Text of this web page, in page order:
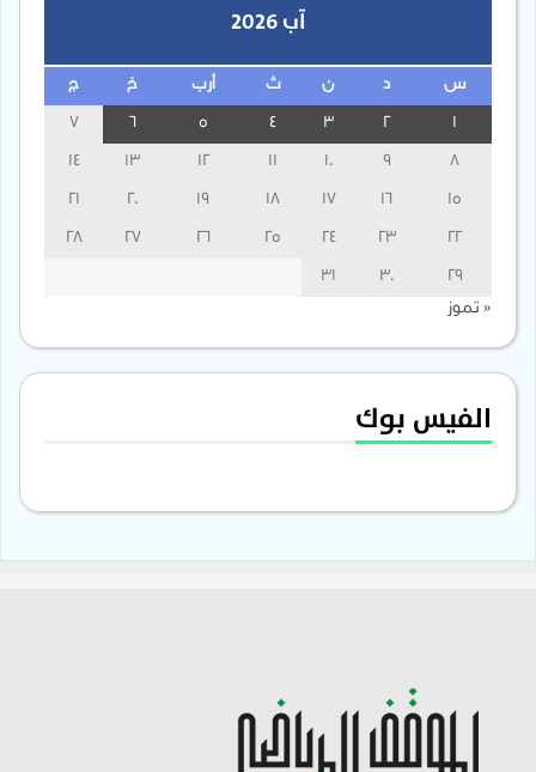
آب 2026
س ن ث أرب خ ج
3
13
14
15
16
17
18
19
20
21
22
23
24
25
26
27
28
29
30
31
« تموز
الفيس بوك